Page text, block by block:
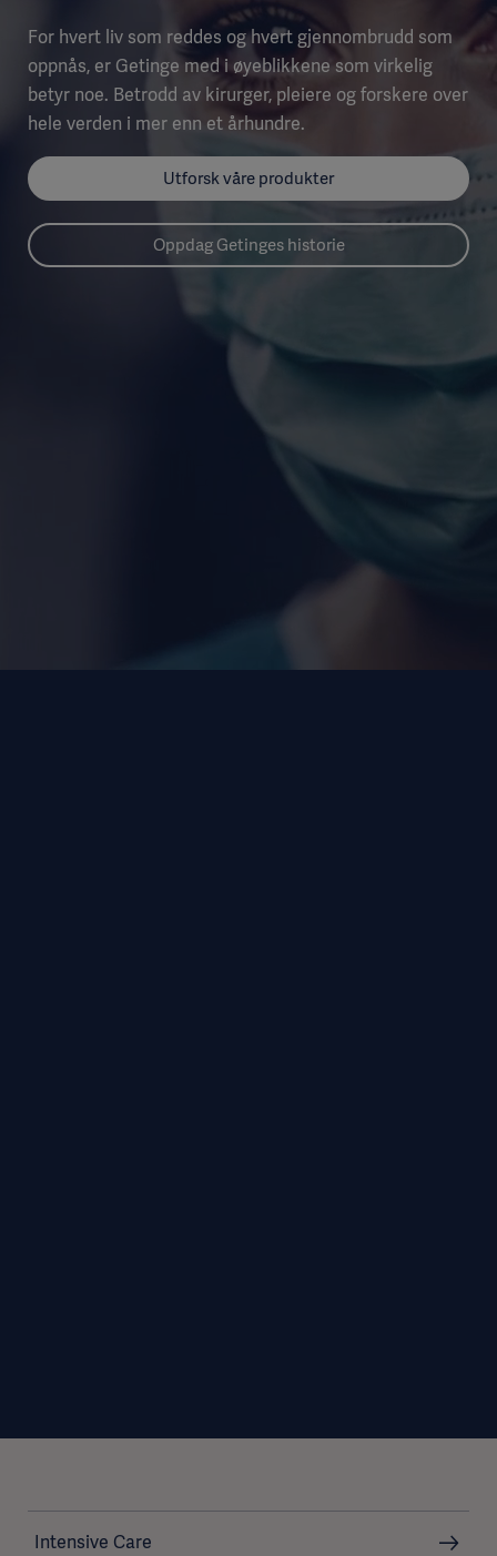
For hvert liv som reddes og hvert gjennombrudd som
oppnås, er Getinge med i øyeblikkene som virkelig
betyr noe. Betrodd av kirurger, pleiere og forskere over
hele verden i mer enn et århundre.
Utforsk våre produkter
Oppdag Getinges historie
Intensive Care